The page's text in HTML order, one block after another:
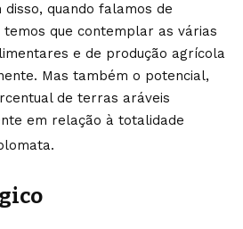
disso, quando falamos de
que contemplar as várias
e de produção agrícola
Mas também o potencial,
de terras aráveis
em relação à totalidade